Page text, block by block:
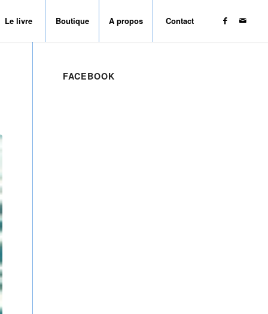
Le livre Boutique A propos Contact
FACEBOOK